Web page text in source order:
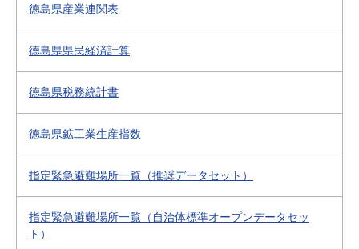
徳島県産業連関表
徳島県県民経済計算
徳島県税務統計書
徳島県鉱工業生産指数
指定緊急避難場所一覧（推奨データセット）
指定緊急避難場所一覧（自治体標準オープンデータセッ
ト）